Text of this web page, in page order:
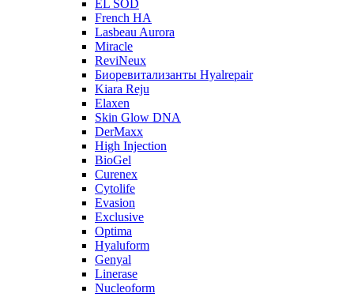
EL SOD
French HA
Lasbeau Aurora
Miracle
ReviNeux
Биоревитализанты Hyalrepair
Kiara Reju
Elaxen
Skin Glow DNA
DerMaxx
High Injection
BioGel
Curenex
Cytolife
Evasion
Exclusive
Optima
Hyaluform
Genyal
Linerase
Nucleoform